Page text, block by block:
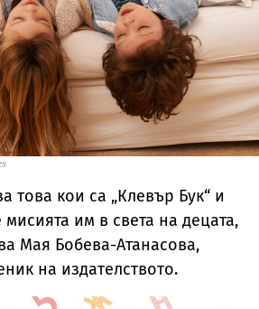
това кои са „Клевър Бук“ и
мисията им в света на децата,
Мая Бобева-Атанасова,
на издателството.